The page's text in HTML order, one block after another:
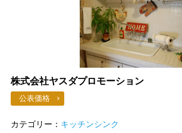
株式会社ヤスダプロモーション
公表価格
カテゴリー： キッチンシンク